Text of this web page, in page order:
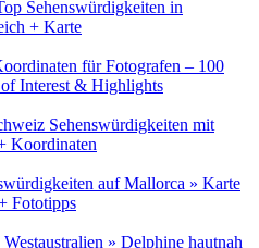
Sehenswürdigkeiten in
+ Karte
für Fotografen – 100
Interest & Highlights
Sehenswürdigkeiten mit
Koordinaten
auf Mallorca » Karte
Fototipps
» Delphine hautnah